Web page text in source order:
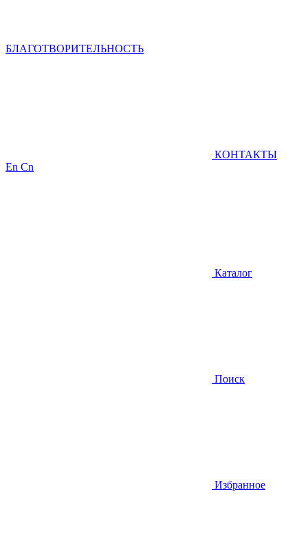
БЛАГОТВОРИТЕЛЬНОСТЬ
КОНТАКТЫ
En Cn
Каталог
Поиск
Избранное